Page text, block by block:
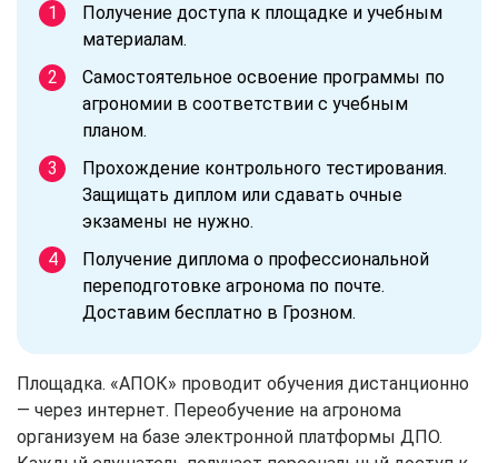
Получение доступа к площадке и учебным
материалам.
Самостоятельное освоение программы по
агрономии в соответствии с учебным
планом.
Прохождение контрольного тестирования.
Защищать диплом или сдавать очные
экзамены не нужно.
Получение диплома о профессиональной
переподготовке агронома по почте.
Доставим бесплатно в Грозном.
Площадка. «АПОК» проводит обучения дистанционно
— через интернет. Переобучение на агронома
организуем на базе электронной платформы ДПО.